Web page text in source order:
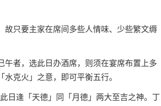
只要主家在席间多些人情味、少些繁文缛
者，选此日办酒席，则须在宴席布置上多
克火」之意，即可平衡五行。
日逢「天德」同「月德」两大至吉之神。丁